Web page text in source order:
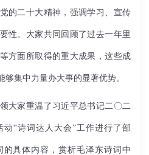
的二十大精神，强调学习、宣传
性。大家共同回顾了过去一年里
方面所取得的重大成果，这些成
集中力量办大事的显著优势。
大家重温了习近平总书记二〇二
“诗词达人大会”工作进行了部
具体内容，赏析毛泽东诗词中